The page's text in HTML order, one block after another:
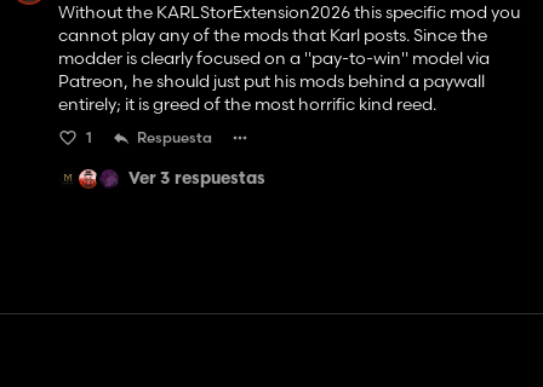
Without the KARLStorExtension2026 this specific mod you
cannot play any of the mods that Karl posts. Since the
modder is clearly focused on a "pay-to-win" model via
Patreon, he should just put his mods behind a paywall
entirely; it is greed of the most horrific kind reed.
1 Respuesta
Ver 3 respuestas